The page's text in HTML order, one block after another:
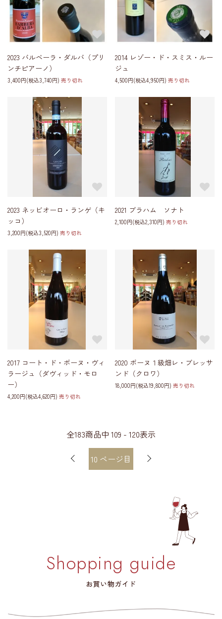
2023 バルベーラ・ダルバ（プリ
ンチピアーノ）
3,400円(税込3,740円) 売り切れ
2014 レゾー・ド・スミス・ルー
ジュ
4,500円(税込4,950円) 売り切れ
2023 ネッビオーロ・ランゲ（キ
ッコ）
3,200円(税込3,520円) 売り切れ
2021 ブラハム ソナト
2,100円(税込2,310円) 売り切れ
2017 コート・ド・ボーヌ・ヴィ
ラージュ（ダヴィッド・モロ
ー）
4,200円(税込4,620円) 売り切れ
2020 ボーヌ１級畑レ・ブレッサ
ンド（クロワ）
18,000円(税込19,800円) 売り切れ
全183商品中 109 - 120表示
10 ページ目
Shopping guide
お買い物ガイド